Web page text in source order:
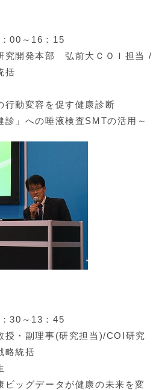
00～16：15
開発本部 弘前大ＣＯＩ担当 /
括
動変容を促す健康診断
の唾液検査SMTの活用～
30～13：45
・副理事(研究担当)/COI研究
略統括
ッグデータが健康の未来を変